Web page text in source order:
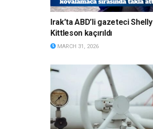
Irak’ta ABD’li gazeteci Shelly
Kittleson kaçırıldı
MARCH 31, 2026